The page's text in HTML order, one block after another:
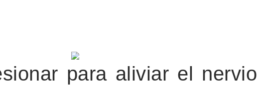
para aliviar el nervio